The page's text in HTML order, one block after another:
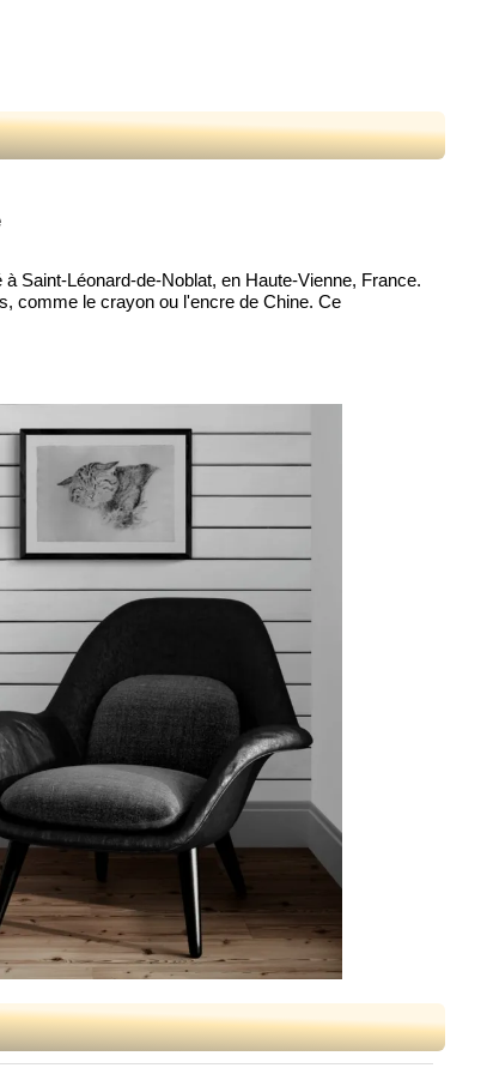
Saint-Léonard-de-Noblat, en Haute-Vienne, France.
comme le crayon ou l'encre de Chine. Ce